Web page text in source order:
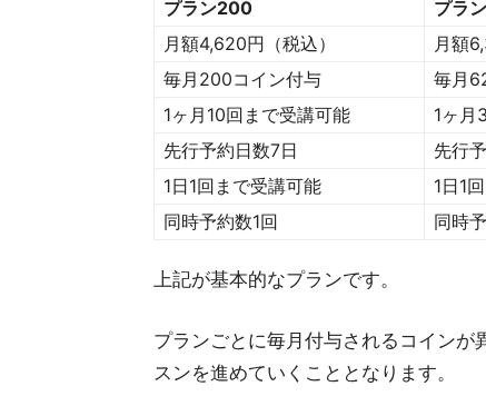
プラン200 プラ
月額4,620円（税込）
月額
毎月200コイン付与
毎月
1ヶ月10回まで受講可能
1ヶ月
先行予約日数7日
先行
1日1回まで受講可能
1日1
同時予約数1回
同時
上記が基本的なプランです。
プランごとに毎月付与されるコインが
スンを進めていくこととなります。